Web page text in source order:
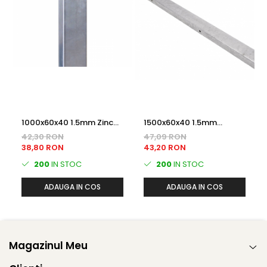
1000x60x40 1.5mm Zincat
termic STALP GARD
42,30 RON
38,80 RON
200IN STOC
ADAUGA IN COS
1500x60x40 1.5mm
Prezincat STALP GARD
47,09 RON
43,20 RON
200IN STOC
ADAUGA IN COS
Magazinul Meu